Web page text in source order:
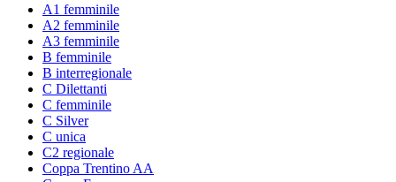
A1 femminile
A2 femminile
A3 femminile
B femminile
B interregionale
C Dilettanti
C femminile
C Silver
C unica
C2 regionale
Coppa Trentino AA